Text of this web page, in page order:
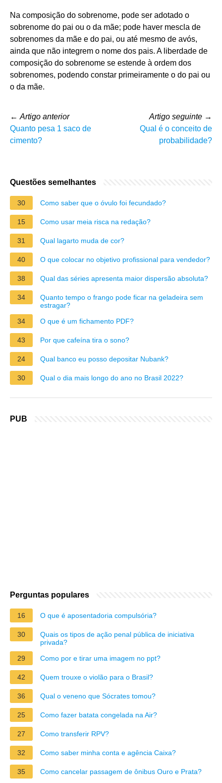
Na composição do sobrenome, pode ser adotado o
sobrenome do pai ou o da mãe; pode haver mescla de
sobrenomes da mãe e do pai, ou até mesmo de avós,
ainda que não integrem o nome dos pais. A liberdade de
composição do sobrenome se estende à ordem dos
sobrenomes, podendo constar primeiramente o do pai ou
o da mãe.
← Artigo anterior
Quanto pesa 1 saco de
cimento?
Artigo seguinte →
Qual é o conceito de
probabilidade?
Questões semelhantes
30 Como saber que o óvulo foi fecundado?
15 Como usar meia risca na redação?
31 Qual lagarto muda de cor?
40 O que colocar no objetivo profissional para vendedor?
38 Qual das séries apresenta maior dispersão absoluta?
34
Quanto tempo o frango pode ficar na geladeira sem
estragar?
34
O que é um fichamento PDF?
43 Por que cafeína tira o sono?
24 Qual banco eu posso depositar Nubank?
30 Qual o dia mais longo do ano no Brasil 2022?
PUB
Perguntas populares
16 O que é aposentadoria compulsória?
30
Quais os tipos de ação penal pública de iniciativa
privada?
29
Como por e tirar uma imagem no ppt?
42 Quem trouxe o violão para o Brasil?
36 Qual o veneno que Sócrates tomou?
25 Como fazer batata congelada na Air?
27 Como transferir RPV?
32 Como saber minha conta e agência Caixa?
35 Como cancelar passagem de ônibus Ouro e Prata?